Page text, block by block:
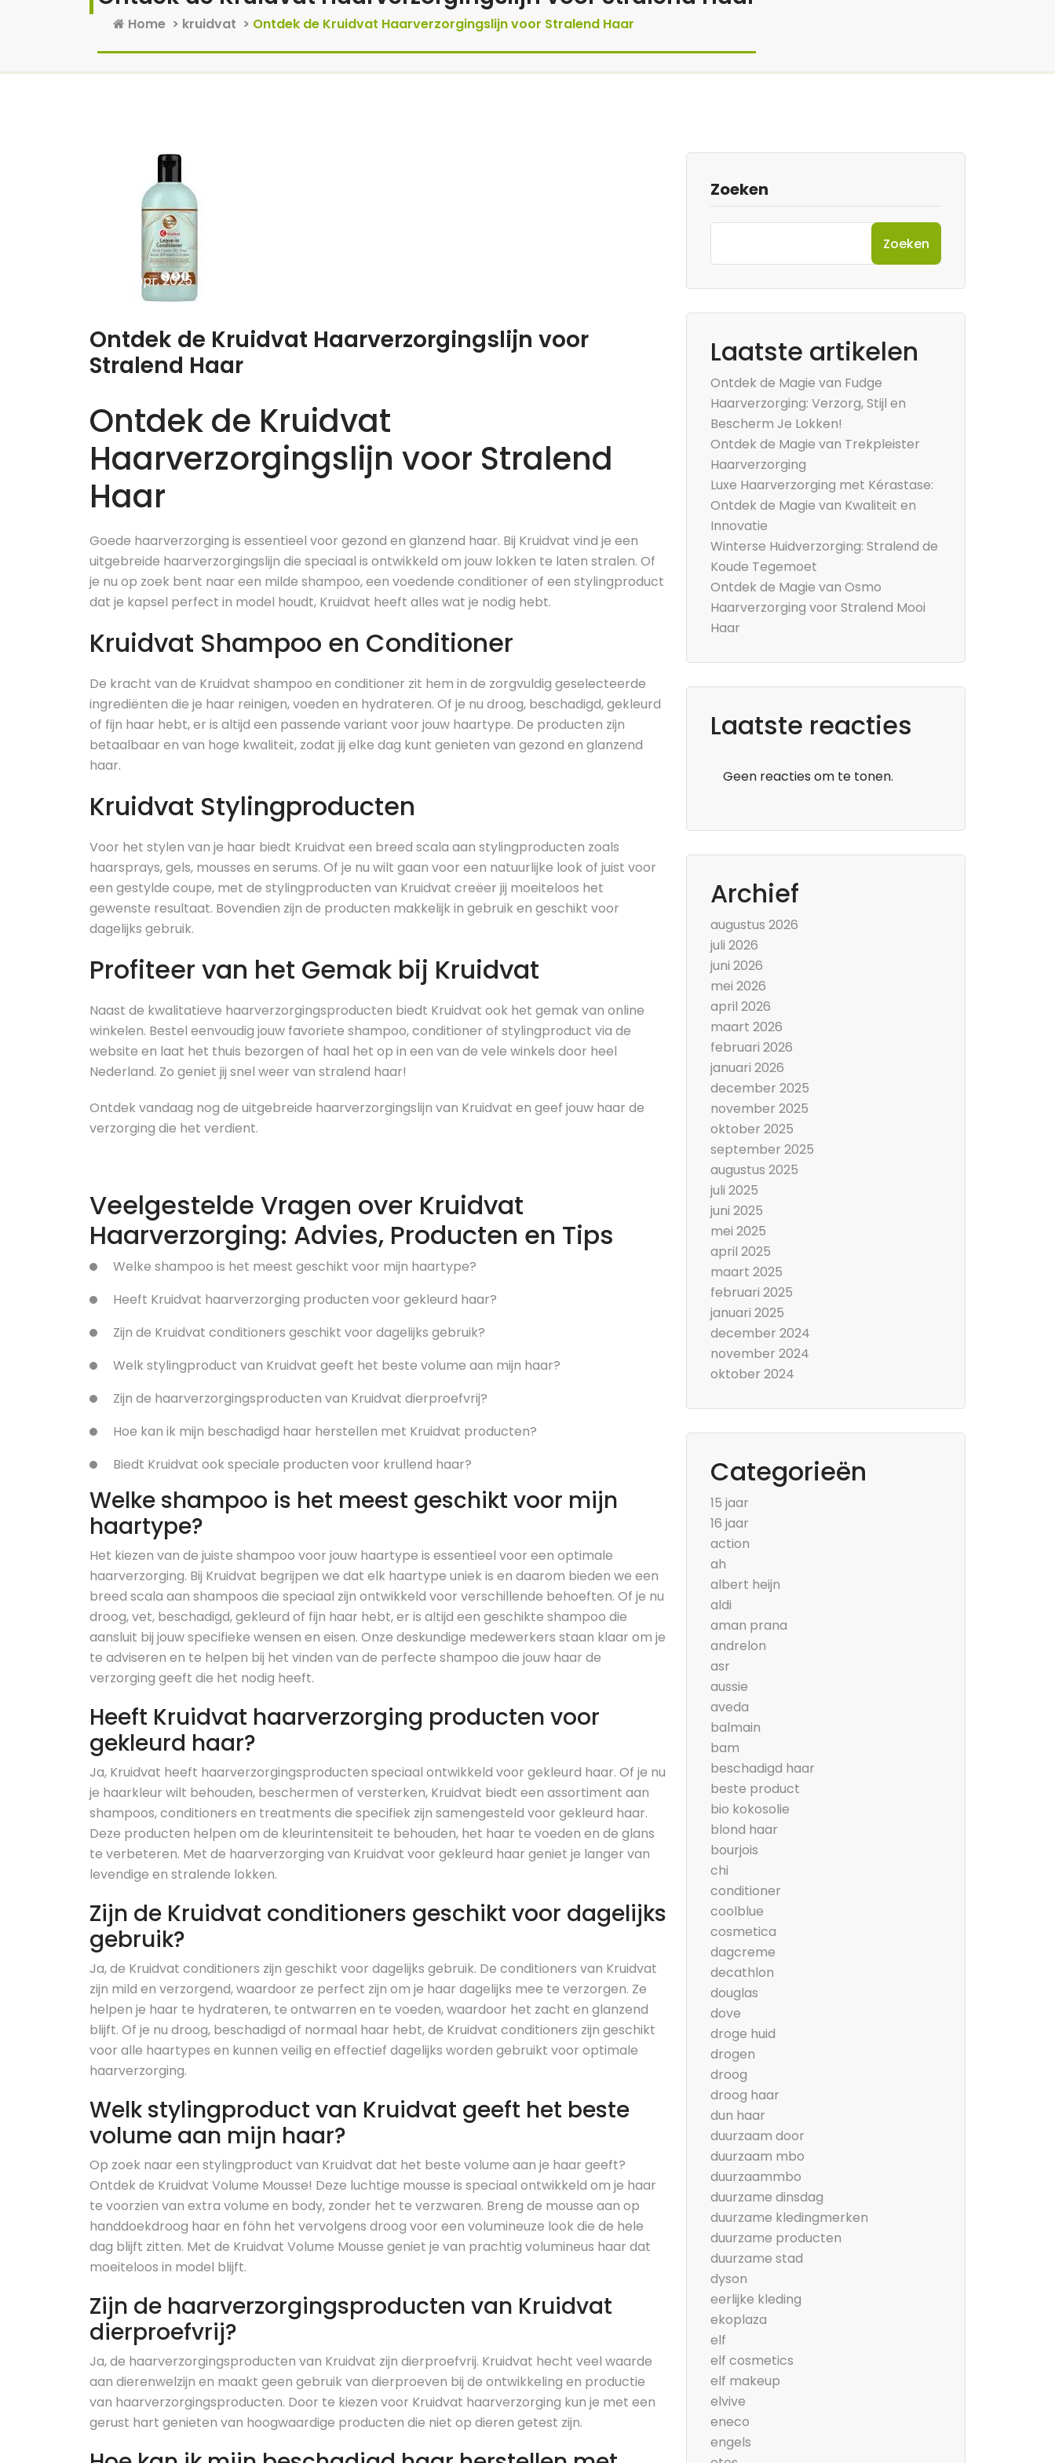
Home > kruidvat > Ontdek de Kruidvat Haarverzorgingslijn voor Stralend Haar
12 apr, 2025
Ontdek de Kruidvat Haarverzorgingslijn voor
Stralend Haar
Ontdek de Kruidvat
Haarverzorgingslijn voor Stralend
Haar
Goede haarverzorging is essentieel voor gezond en glanzend haar. Bij Kruidvat vind je een
uitgebreide haarverzorgingslijn die speciaal is ontwikkeld om jouw lokken te laten stralen. Of
je nu op zoek bent naar een milde shampoo, een voedende conditioner of een stylingproduct
dat je kapsel perfect in model houdt, Kruidvat heeft alles wat je nodig hebt.
Kruidvat Shampoo en Conditioner
De kracht van de Kruidvat shampoo en conditioner zit hem in de zorgvuldig geselecteerde
ingrediënten die je haar reinigen, voeden en hydrateren. Of je nu droog, beschadigd, gekleurd
of fijn haar hebt, er is altijd een passende variant voor jouw haartype. De producten zijn
betaalbaar en van hoge kwaliteit, zodat jij elke dag kunt genieten van gezond en glanzend
haar.
Kruidvat Stylingproducten
Voor het stylen van je haar biedt Kruidvat een breed scala aan stylingproducten zoals
haarsprays, gels, mousses en serums. Of je nu wilt gaan voor een natuurlijke look of juist voor
een gestylde coupe, met de stylingproducten van Kruidvat creëer jij moeiteloos het
gewenste resultaat. Bovendien zijn de producten makkelijk in gebruik en geschikt voor
dagelijks gebruik.
Profiteer van het Gemak bij Kruidvat
Naast de kwalitatieve haarverzorgingsproducten biedt Kruidvat ook het gemak van online
winkelen. Bestel eenvoudig jouw favoriete shampoo, conditioner of stylingproduct via de
website en laat het thuis bezorgen of haal het op in een van de vele winkels door heel
Nederland. Zo geniet jij snel weer van stralend haar!
Ontdek vandaag nog de uitgebreide haarverzorgingslijn van Kruidvat en geef jouw haar de
verzorging die het verdient.
Veelgestelde Vragen over Kruidvat
Haarverzorging: Advies, Producten en Tips
Welke shampoo is het meest geschikt voor mijn haartype?
Heeft Kruidvat haarverzorging producten voor gekleurd haar?
Zijn de Kruidvat conditioners geschikt voor dagelijks gebruik?
Welk stylingproduct van Kruidvat geeft het beste volume aan mijn haar?
Zijn de haarverzorgingsproducten van Kruidvat dierproefvrij?
Hoe kan ik mijn beschadigd haar herstellen met Kruidvat producten?
Biedt Kruidvat ook speciale producten voor krullend haar?
Welke shampoo is het meest geschikt voor mijn
haartype?
Het kiezen van de juiste shampoo voor jouw haartype is essentieel voor een optimale
haarverzorging. Bij Kruidvat begrijpen we dat elk haartype uniek is en daarom bieden we een
breed scala aan shampoos die speciaal zijn ontwikkeld voor verschillende behoeften. Of je nu
droog, vet, beschadigd, gekleurd of fijn haar hebt, er is altijd een geschikte shampoo die
aansluit bij jouw specifieke wensen en eisen. Onze deskundige medewerkers staan klaar om je
te adviseren en te helpen bij het vinden van de perfecte shampoo die jouw haar de
verzorging geeft die het nodig heeft.
Heeft Kruidvat haarverzorging producten voor
gekleurd haar?
Ja, Kruidvat heeft haarverzorgingsproducten speciaal ontwikkeld voor gekleurd haar. Of je nu
je haarkleur wilt behouden, beschermen of versterken, Kruidvat biedt een assortiment aan
shampoos, conditioners en treatments die specifiek zijn samengesteld voor gekleurd haar.
Deze producten helpen om de kleurintensiteit te behouden, het haar te voeden en de glans
te verbeteren. Met de haarverzorging van Kruidvat voor gekleurd haar geniet je langer van
levendige en stralende lokken.
Zijn de Kruidvat conditioners geschikt voor dagelijks
gebruik?
Ja, de Kruidvat conditioners zijn geschikt voor dagelijks gebruik. De conditioners van Kruidvat
zijn mild en verzorgend, waardoor ze perfect zijn om je haar dagelijks mee te verzorgen. Ze
helpen je haar te hydrateren, te ontwarren en te voeden, waardoor het zacht en glanzend
blijft. Of je nu droog, beschadigd of normaal haar hebt, de Kruidvat conditioners zijn geschikt
voor alle haartypes en kunnen veilig en effectief dagelijks worden gebruikt voor optimale
haarverzorging.
Welk stylingproduct van Kruidvat geeft het beste
volume aan mijn haar?
Op zoek naar een stylingproduct van Kruidvat dat het beste volume aan je haar geeft?
Ontdek de Kruidvat Volume Mousse! Deze luchtige mousse is speciaal ontwikkeld om je haar
te voorzien van extra volume en body, zonder het te verzwaren. Breng de mousse aan op
handdoekdroog haar en föhn het vervolgens droog voor een volumineuze look die de hele
dag blijft zitten. Met de Kruidvat Volume Mousse geniet je van prachtig volumineus haar dat
moeiteloos in model blijft.
Zijn de haarverzorgingsproducten van Kruidvat
dierproefvrij?
Ja, de haarverzorgingsproducten van Kruidvat zijn dierproefvrij. Kruidvat hecht veel waarde
aan dierenwelzijn en maakt geen gebruik van dierproeven bij de ontwikkeling en productie
van haarverzorgingsproducten. Door te kiezen voor Kruidvat haarverzorging kun je met een
gerust hart genieten van hoogwaardige producten die niet op dieren getest zijn.
Zoeken
Zoeken
Laatste artikelen
Ontdek de Magie van Fudge
Haarverzorging: Verzorg, Stijl en
Bescherm Je Lokken!
Ontdek de Magie van Trekpleister
Haarverzorging
Luxe Haarverzorging met Kérastase:
Ontdek de Magie van Kwaliteit en
Innovatie
Winterse Huidverzorging: Stralend de
Koude Tegemoet
Ontdek de Magie van Osmo
Haarverzorging voor Stralend Mooi
Haar
Laatste reacties
Geen reacties om te tonen.
Archief
augustus 2026
juli 2026
juni 2026
mei 2026
april 2026
maart 2026
februari 2026
januari 2026
december 2025
november 2025
oktober 2025
september 2025
augustus 2025
juli 2025
juni 2025
mei 2025
april 2025
maart 2025
februari 2025
januari 2025
december 2024
november 2024
oktober 2024
Categorieën
15 jaar
16 jaar
action
ah
albert heijn
aldi
aman prana
andrelon
asr
aussie
aveda
balmain
bam
beschadigd haar
beste product
bio kokosolie
blond haar
bourjois
chi
conditioner
coolblue
cosmetica
dagcreme
decathlon
douglas
dove
droge huid
drogen
droog
droog haar
dun haar
duurzaam door
duurzaam mbo
duurzaammbo
duurzame dinsdag
duurzame kledingmerken
duurzame producten
duurzame stad
dyson
eerlijke kleding
ekoplaza
elf
elf cosmetics
elf makeup
elvive
eneco
engels